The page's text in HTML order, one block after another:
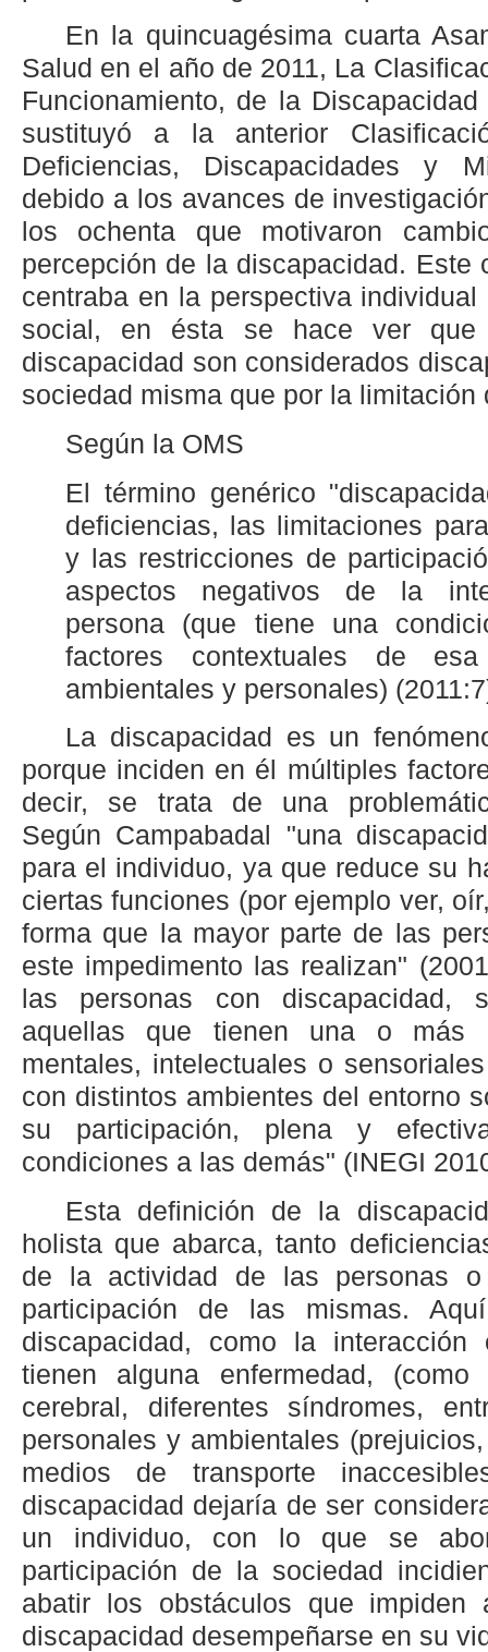
En la quincuagésima cuarta
Salud en el año de 2011, La
Funcionamiento, de la
sustituyó a la anterior
Deficiencias, Discapacidades y
debido a los avances de
los ochenta que motivaron
percepción de la discapacidad. Este
centraba en la perspectiva
social, en ésta se hace ver que
discapacidad son considerados
sociedad misma que por la limitación
Según la OMS
El término genérico
deficiencias, las limitaciones
y las restricciones de
aspectos negativos de la
persona (que tiene una
factores contextuales de
ambientales y personales)
La discapacidad es un
porque inciden en él múltiples
decir, se trata de una
Según Campabadal "una
para el individuo, ya que reduce su
ciertas funciones (por ejemplo ver,
forma que la mayor parte de las
este impedimento las realizan"
las personas con discapacidad,
aquellas que tienen una o más
mentales, intelectuales o
con distintos ambientes del entorno
su participación, plena y
condiciones a las demás" (INEGI
Esta definición de la
holista que abarca, tanto
de la actividad de las personas
participación de las mismas.
discapacidad, como la interacción
tienen alguna enfermedad, (como
cerebral, diferentes síndromes,
personales y ambientales
medios de transporte
discapacidad dejaría de ser
un individuo, con lo que se
participación de la sociedad
abatir los obstáculos que impiden
discapacidad desempeñarse en su